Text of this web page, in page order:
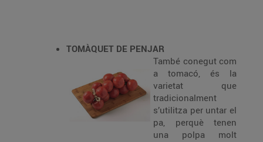
TOMÀQUET DE PENJAR
També conegut com
a tomacó, és la
varietat que
tradicionalment
s’utilitza per untar el
pa, perquè tenen
una polpa molt